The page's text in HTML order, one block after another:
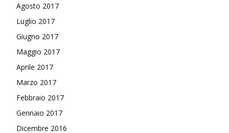
Agosto 2017
Luglio 2017
Giugno 2017
Maggio 2017
Aprile 2017
Marzo 2017
Febbraio 2017
Gennaio 2017
Dicembre 2016